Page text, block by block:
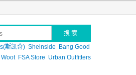
斯凯奇) Sheinside
Bang Good
Woot FSA Store Urban Outfitters